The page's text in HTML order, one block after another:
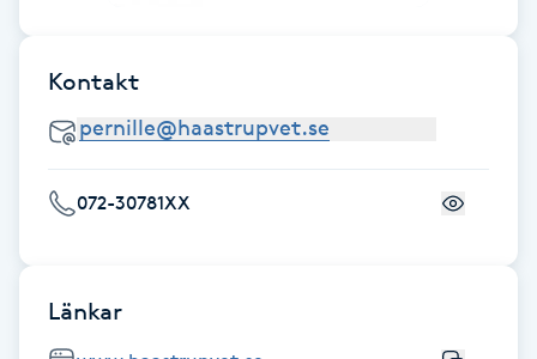
Fillers
Fotmassage
Fotsvamp
Fransar
Kontakt
072-30781XX
Länkar